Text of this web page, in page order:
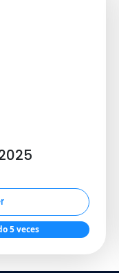
5 veces